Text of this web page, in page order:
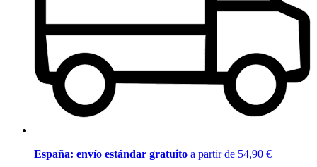
España: envío estándar gratuito a partir de 54,90 €